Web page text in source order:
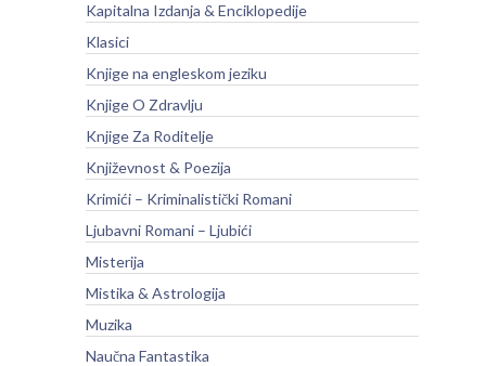
Kapitalna Izdanja & Enciklopedije
Klasici
Knjige na engleskom jeziku
Knjige O Zdravlju
Knjige Za Roditelje
Književnost & Poezija
Krimići – Kriminalistički Romani
Ljubavni Romani – Ljubići
Misterija
Mistika & Astrologija
Muzika
Naučna Fantastika